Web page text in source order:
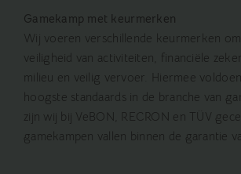
Gamekamp met keurmerken
Wij voeren verschillende keurmerken
veiligheid van activiteiten, financiële
milieu en veilig vervoer. Hiermee
hoogste standaards in de branche van
zijn wij bij VeBON, RECRON en TÜV
gamekampen vallen binnen de garantie